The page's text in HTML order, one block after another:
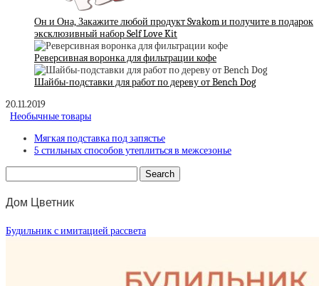
Он и Она, Закажите любой продукт Svakom и получите в подарок
эксклюзивный набор Self Love Kit
Реверсивная воронка для фильтрации кофе
Шайбы-подставки для работ по дереву от Bench Dog
20.11.2019
Необычные товары
Мягкая подставка под запястье
5 стильных способов утеплиться в межсезонье
Дом Цветник
Будильник с имитацией рассвета